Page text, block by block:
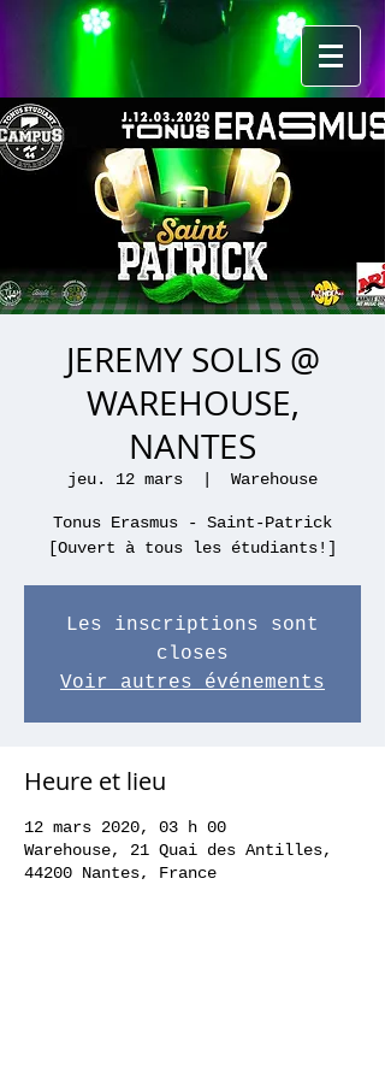
JEREMY SOLIS @
WAREHOUSE,
NANTES
jeu. 12 mars Warehouse
Tonus Erasmus - Saint-Patrick
[Ouvert à tous les étudiants!]
Les inscriptions sont
closes
Voir autres événements
Heure et lieu
12 mars 2020, 03 h 00
Warehouse, 21 Quai des Antilles,
44200 Nantes, France